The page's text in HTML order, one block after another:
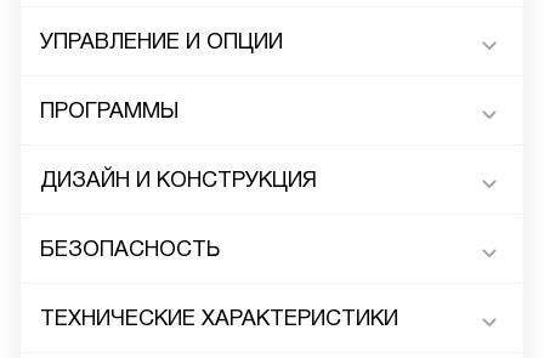
УПРАВЛЕНИЕ И ОПЦИИ
ПРОГРАММЫ
ДИЗАЙН И КОНСТРУКЦИЯ
БЕЗОПАСНОСТЬ
ТЕХНИЧЕСКИЕ ХАРАКТЕРИСТИКИ